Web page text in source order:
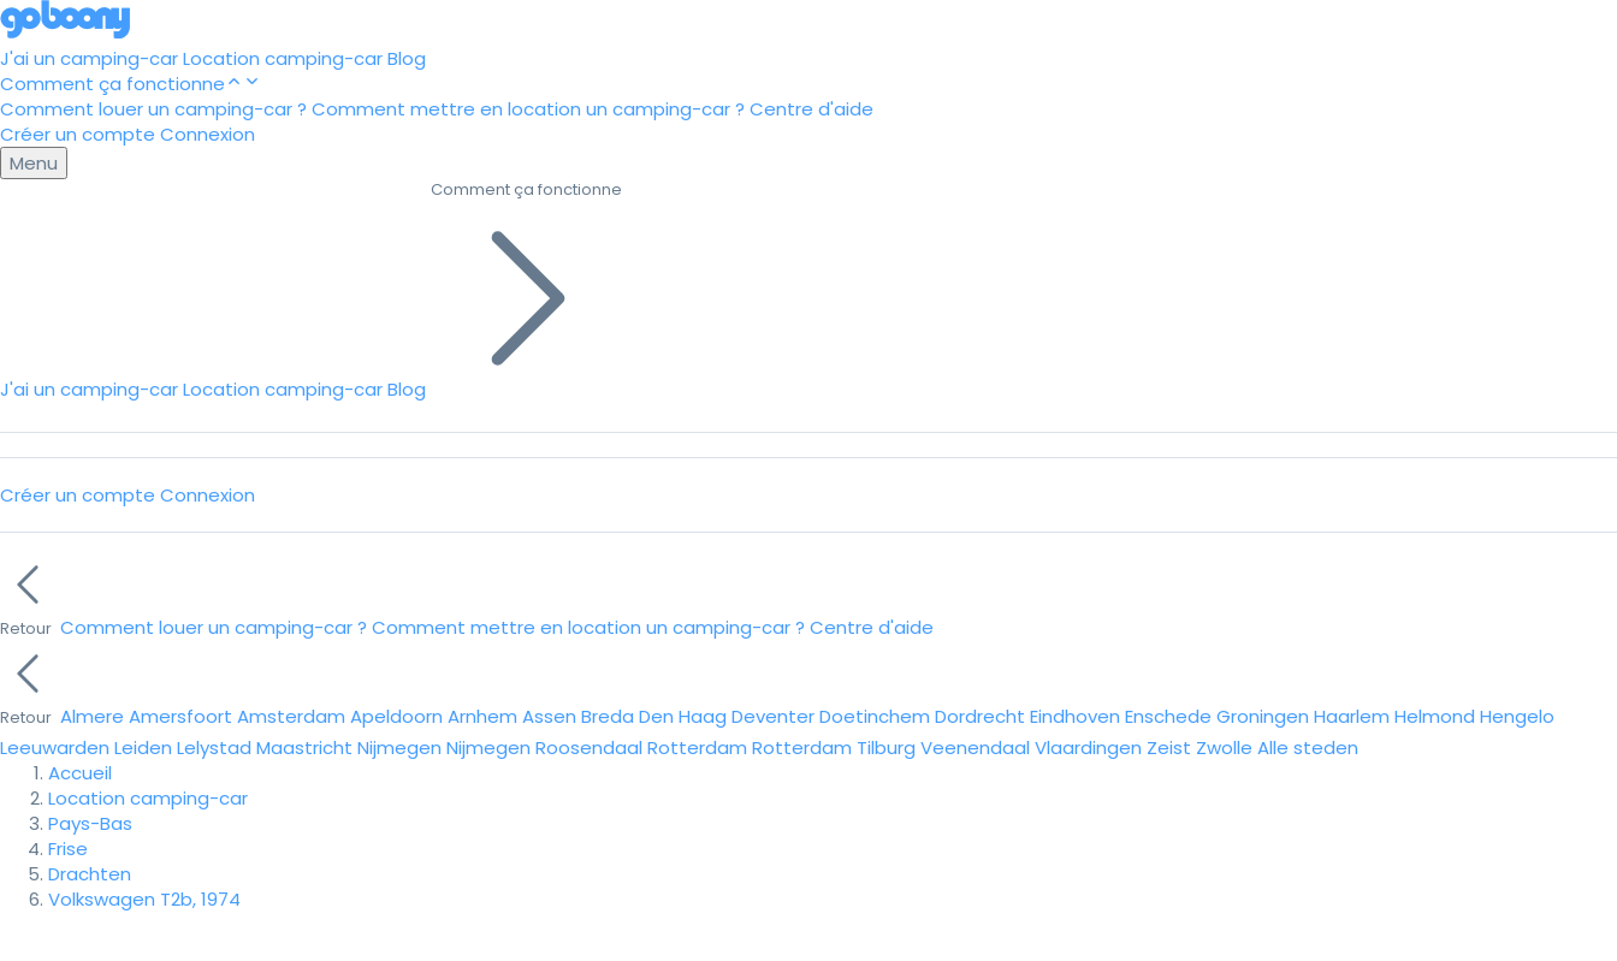
J'ai un camping-carLocation camping-carBlog
Comment ça fonctionne
Comment louer un camping-car ? Comment mettre en location un camping-car ? Centre d'aide
Créer un compte Connexion
Menu
J'ai un camping-carLocation camping-carBlog
Comment ça fonctionne
Créer un compte Connexion
Retour Comment louer un camping-car ? Comment mettre en location un camping-car ? Centre d'aide
Retour Almere Amersfoort Amsterdam Apeldoorn Arnhem Assen Breda Den Haag DeventerDoetinchem Dordrecht Eindhoven Enschede Groningen Haarlem Helmond Hengelo
Leeuwarden Leiden Lelystad Maastricht Nijmegen Nijmegen Roosendaal Rotterdam Rotterdam Tilburg Veenendaal Vlaardingen Zeist Zwolle Alle steden
Accueil
Location camping-car
Pays-Bas
Frise
Drachten
Volkswagen T2b, 1974